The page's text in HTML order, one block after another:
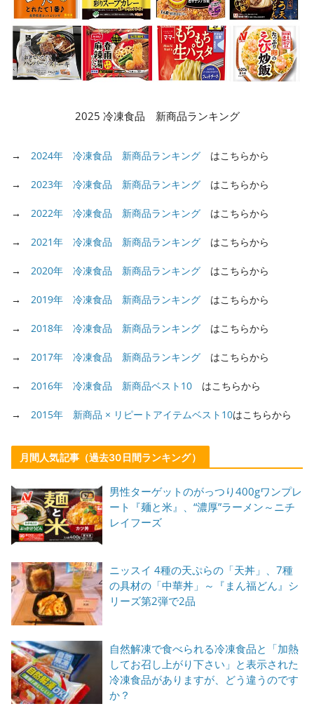
2025 冷凍食品 新商品ランキング
→ 2024年 冷凍食品 新商品ランキング はこちらから
→ 2023年 冷凍食品 新商品ランキング はこちらから
→ 2022年 冷凍食品 新商品ランキング はこちらから
→ 2021年 冷凍食品 新商品ランキング はこちらから
→ 2020年 冷凍食品 新商品ランキング はこちらから
→ 2019年 冷凍食品 新商品ランキング はこちらから
→ 2018年 冷凍食品 新商品ランキング はこちらから
→ 2017年 冷凍食品 新商品ランキング はこちらから
→ 2016年 冷凍食品 新商品ベスト10 はこちらから
→ 2015年 新商品 × リピートアイテムベスト10はこちらから
月間人気記事（過去30日間ランキング）
男性ターゲットのがっつり400gワンプレ
ート『麺と米』、“濃厚”ラーメン～ニチ
レイフーズ
ニッスイ 4種の天ぷらの「天丼」、7種
の具材の「中華丼」～『まん福どん』シ
リーズ第2弾で2品
自然解凍で食べられる冷凍食品と「加熱
してお召し上がり下さい」と表示された
冷凍食品がありますが、どう違うのです
か？